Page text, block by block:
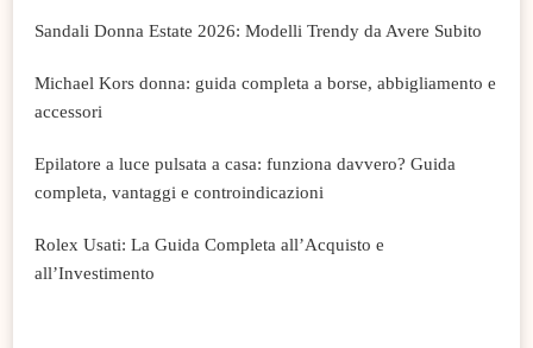
Sandali Donna Estate 2026: Modelli Trendy da Avere Subito
Michael Kors donna: guida completa a borse, abbigliamento e
accessori
Epilatore a luce pulsata a casa: funziona davvero? Guida
completa, vantaggi e controindicazioni
Rolex Usati: La Guida Completa all’Acquisto e
all’Investimento